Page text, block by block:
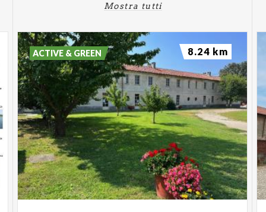
Mostra tutti
ACTIVE & GREEN 8.24 km